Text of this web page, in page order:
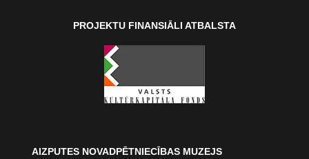
PROJEKTU FINANSIĀLI ATBALSTA
AIZPUTES NOVADPĒTNIECĪBAS MUZEJS